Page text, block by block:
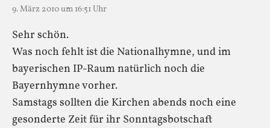
9. März 2010 um 16:51 Uhr
Sehr schön.
Was noch fehlt ist die Nationalhymne, und im
bayerischen IP-Raum natürlich noch die
Bayernhymne vorher.
Samstags sollten die Kirchen abends noch eine
gesonderte Zeit für ihr Sonntagsbotschaft